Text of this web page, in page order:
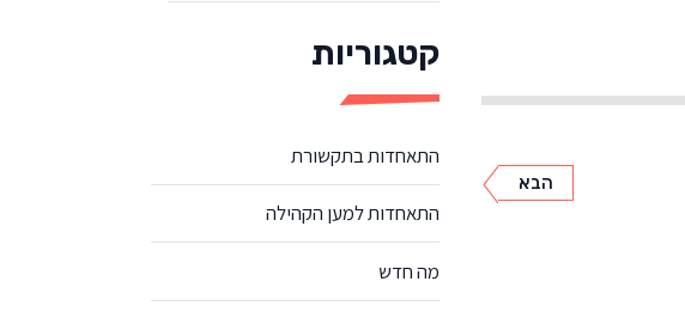
קטגוריות
התאחדות בתקשורת
התאחדות למען הקהילה
מה חדש
הבא